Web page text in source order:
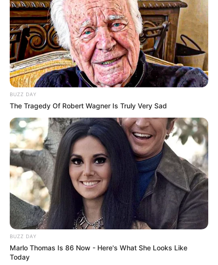
BUZZ DAY
The Tragedy Of Robert Wagner Is Truly Very Sad
BUZZ DAY
Marlo Thomas Is 86 Now - Here's What She Looks Like
Today